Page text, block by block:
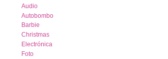
Audio
Autobombo
Barbie
Christmas
Electrónica
Foto